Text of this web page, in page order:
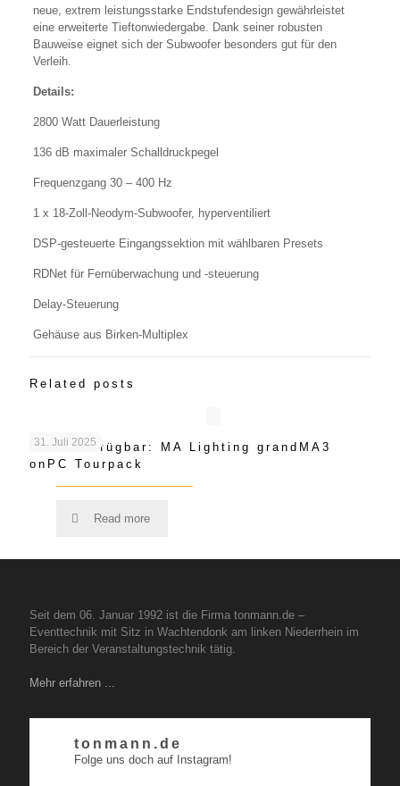
neue, extrem leistungsstarke Endstufendesign gewährleistet
eine erweiterte Tieftonwiedergabe. Dank seiner robusten
Bauweise eignet sich der Subwoofer besonders gut für den
Verleih.
Details:
2800 Watt Dauerleistung
136 dB maximaler Schalldruckpegel
Frequenzgang 30 – 400 Hz
1 x 18-Zoll-Neodym-Subwoofer, hyperventiliert
DSP-gesteuerte Eingangssektion mit wählbaren Presets
RDNet für Fernüberwachung und -steuerung
Delay-Steuerung
Gehäuse aus Birken-Multiplex
Related posts
31. Juli 2025
Jetzt Verfügbar: MA Lighting grandMA3
onPC Tourpack
Read more
Seit dem 06. Januar 1992 ist die Firma tonmann.de –
Eventtechnik mit Sitz in Wachtendonk am linken Niederrhein im
Bereich der Veranstaltungstechnik tätig.
Mehr erfahren ...
tonmann.de
Folge uns doch auf Instagram!